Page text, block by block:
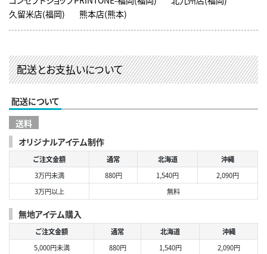
久留米店(福岡)
熊本店(熊本)
配送とお支払いについて
配送について
送料
オリジナルアイテム制作
ご注文金額 通常 北海道
沖縄
3万円未満
880円 1,540円
2,090円
3万円以上
無料
無地アイテム購入
ご注文金額 通常 北海道
沖縄
5,000円未満
880円 1,540円
2,090円